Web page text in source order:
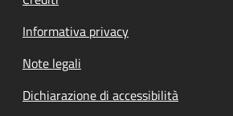
Informativa privacy
Note legali
Dichiarazione di accessibilità